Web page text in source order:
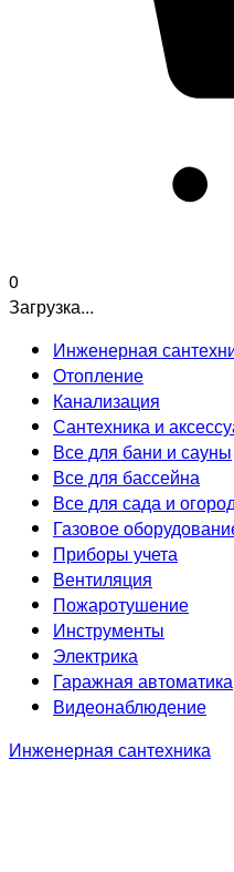
0
Загрузка...
Инженерная
Отопление
Канализация
Сантехника и
Все для бани и сауны
Все для бассейна
Все для сада и
Газовое
Приборы учета
Вентиляция
Пожаротушение
Инструменты
Электрика
Гаражная автоматика
Видеонаблюдение
Инженерная сантехника